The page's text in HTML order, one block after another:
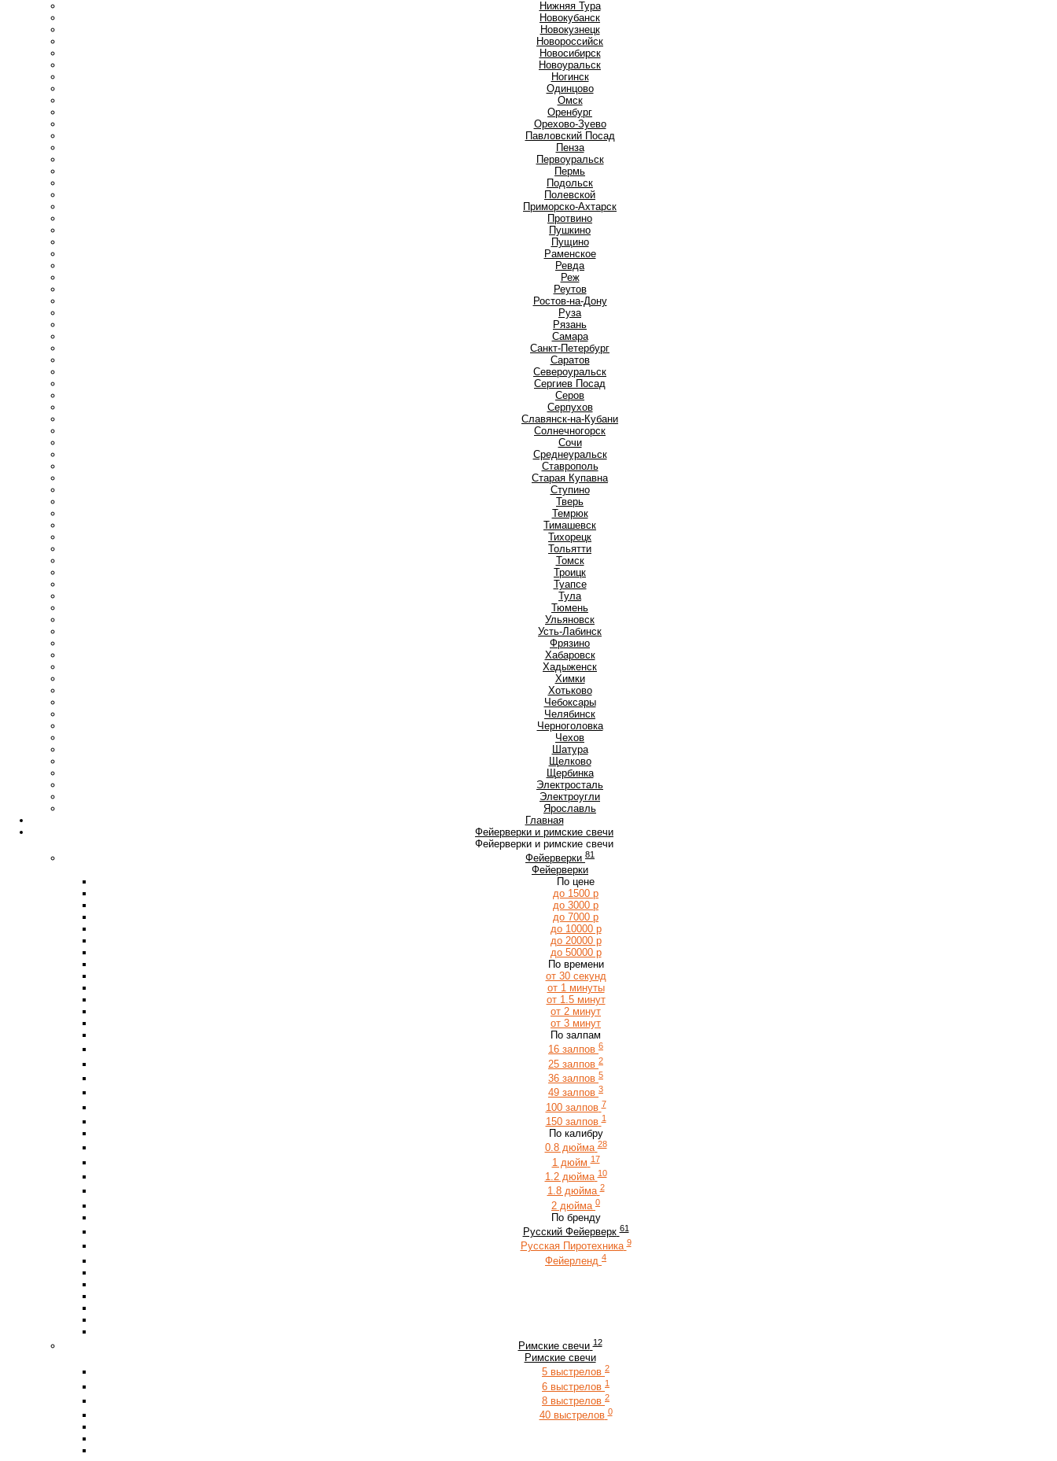
Нижняя Тура
Новокубанск
Новокузнецк
Новороссийск
Новосибирск
Новоуральск
Ногинск
Одинцово
Омск
Оренбург
Орехово-Зуево
Павловский Посад
Пенза
Первоуральск
Пермь
Подольск
Полевской
Приморско-Ахтарск
Протвино
Пушкино
Пущино
Раменское
Ревда
Реж
Реутов
Ростов-на-Дону
Руза
Рязань
Самара
Санкт-Петербург
Саратов
Североуральск
Сергиев Посад
Серов
Серпухов
Славянск-на-Кубани
Солнечногорск
Сочи
Среднеуральск
Ставрополь
Старая Купавна
Ступино
Тверь
Темрюк
Тимашевск
Тихорецк
Тольятти
Томск
Троицк
Туапсе
Тула
Тюмень
Ульяновск
Усть-Лабинск
Фрязино
Хабаровск
Хадыженск
Химки
Хотьково
Чебоксары
Челябинск
Черноголовка
Чехов
Шатура
Щелково
Щербинка
Электросталь
Электроугли
Ярославль
Главная
Фейерверки и римские свечи
Фейерверки и римские свечи
Фейерверки 81
Фейерверки
По цене
до 1500 р
до 3000 р
до 7000 р
до 10000 р
до 20000 р
до 50000 р
По времени
от 30 секунд
от 1 минуты
от 1.5 минут
от 2 минут
от 3 минут
По залпам
16 залпов 6
25 залпов 2
36 залпов 5
49 залпов 3
100 залпов 7
150 залпов 1
По калибру
0.8 дюйма 28
1 дюйм 17
1.2 дюйма 10
1.8 дюйма 2
2 дюйма 0
По бренду
Русский Фейерверк 61
Русская Пиротехника 9
Фейерленд 4
Римские свечи 12
Римские свечи
5 выстрелов 2
6 выстрелов 1
8 выстрелов 2
40 выстрелов 0